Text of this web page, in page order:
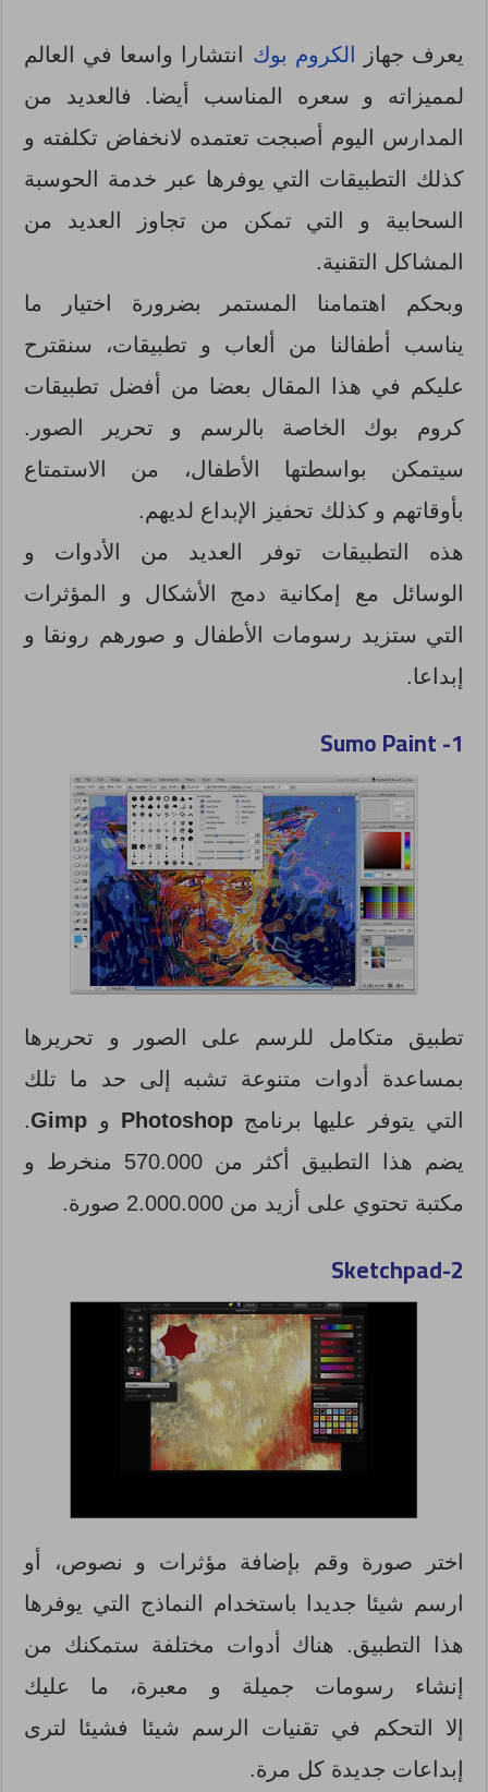
يعرف جهاز الكروم بوك انتشارا واسعا في العالم
لمميزاته و سعره المناسب أيضا. فالعديد من
المدارس اليوم أصبجت تعتمده لانخفاض تكلفته و
كذلك التطبيقات التي يوفرها عبر خدمة الحوسبة
السحابية و التي تمكن من تجاوز العديد من
المشاكل التقنية.
وبحكم اهتمامنا المستمر بضرورة اختيار ما
يناسب أطفالنا من ألعاب و تطبيقات، سنقترح
عليكم في هذا المقال بعضا من أفضل تطبيقات
كروم بوك الخاصة بالرسم و تحرير الصور.
سيتمكن بواسطتها الأطفال، من الاستمتاع
بأوقاتهم و كذلك تحفيز الإبداع لديهم.
هذه التطبيقات توفر العديد من الأدوات و
الوسائل مع إمكانية دمج الأشكال و المؤثرات
التي ستزيد رسومات الأطفال و صورهم رونقا و
إبداعا.
1-
Sumo Paint
تطبيق متكامل للرسم على الصور و تحريرها
بمساعدة أدوات متنوعة تشبه إلى حد ما تلك
التي يتوفر عليها برنامجPhotoshop و Gimp
.
يضم هذا التطبيق أكثر من 570.000 منخرط و
مكتبة تحتوي على أزيد من 2.000.000 صورة.
2-
Sketchpad
اختر صورة وقم بإضافة مؤثرات و نصوص، أو
ارسم شيئا جديدا باستخدام النماذج التي يوفرها
هذا التطبيق. هناك أدوات مختلفة ستمكنك من
إنشاء رسومات جميلة و معبرة، ما عليك
إلا التحكم في تقنيات الرسم شيئا فشيئا لترى
إبداعات جديدة كل مرة.